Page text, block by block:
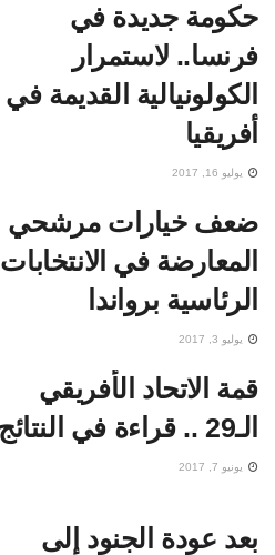
حكومة جديدة في
فرنسا.. لاستمرار
الكولونيالية القديمة في
أفريقيا
يوليو 16, 2017
ضعف خيارات مرشحي
المعارضة في الانتخابات
الرئاسية برواندا
يوليو 3, 2017
قمة الاتحاد الأفريقي
الـ29 .. قراءة في النتائج
يونيو 7, 2017
بعد عودة الجنود إلى